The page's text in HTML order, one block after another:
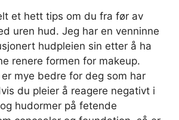
et hett tips om du fra før av
uren hud. Jeg har en venninne
hudpleien sin etter å ha
renere formen for makeup.
mye bedre for deg som har
du pleier å reagere negativt i
hudormer på fetende